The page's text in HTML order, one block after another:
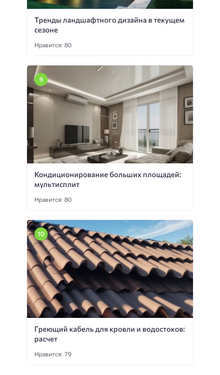
Тренды ландшафтного дизайна в текущем
сезоне
Нравится: 80
Кондиционирование больших площадей:
мультисплит
Нравится: 80
Греющий кабель для кровли и водостоков:
расчет
Нравится: 79